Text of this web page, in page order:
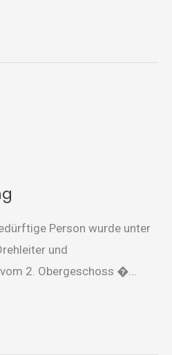
Person wurde unter
und
2. Obergeschoss �...